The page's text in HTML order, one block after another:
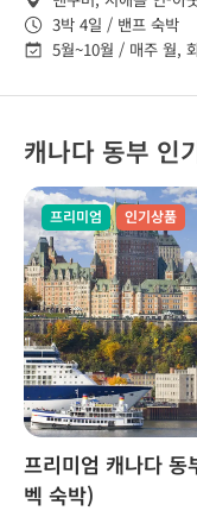
3박 4일 / 밴프 숙박
5월~10월 / 매주 월,
캐나다 동부 인
프리미엄 인기상품
프리미엄 캐나다 동
벡 숙박)